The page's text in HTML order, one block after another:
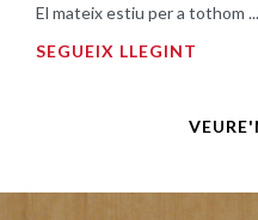
El mateix estiu per a tothom ...
SEGUEIX LLEGINT